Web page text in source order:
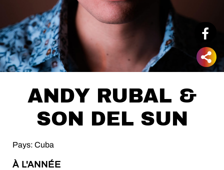
ANDY RUBAL &
SON DEL SUN
Pays: Cuba
À L'ANNÉE